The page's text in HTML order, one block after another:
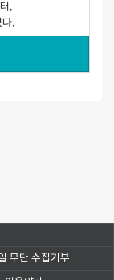
,
다.
무단 수집거부